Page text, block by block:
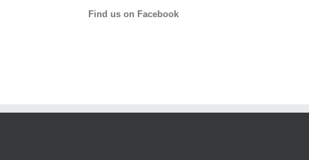
Find us on Facebook